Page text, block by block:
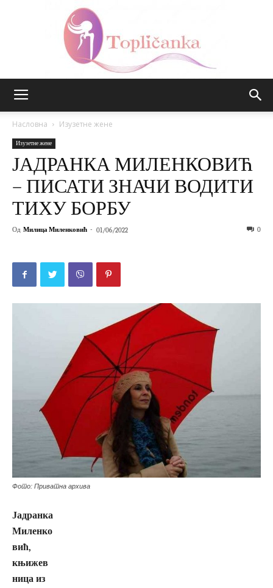
Насловна Изузетне жене
Изузетне жене
ЈАДРАНКА МИЛЕНКОВИЋ
– ПИСАТИ ЗНАЧИ ВОДИТИ
ТИХУ БОРБУ
Од Милица Миленковић - 01/06/2022 0
Фото: Приватна архива
Јадранка
Миленко
вић,
књижев
ница из